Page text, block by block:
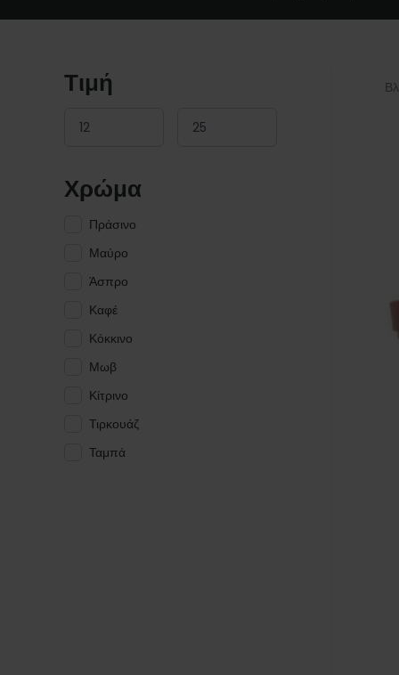
Τιμή
Χρώμα
Πράσινο
Μαύρο
Άσπρο
Καφέ
Κόκκινο
Μωβ
Κίτρινο
Τιρκουάζ
Ταμπά